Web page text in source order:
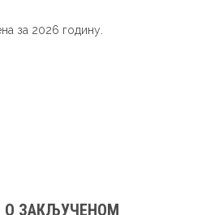
за 2026 годину.
О ЗАКЉУЧЕНОМ